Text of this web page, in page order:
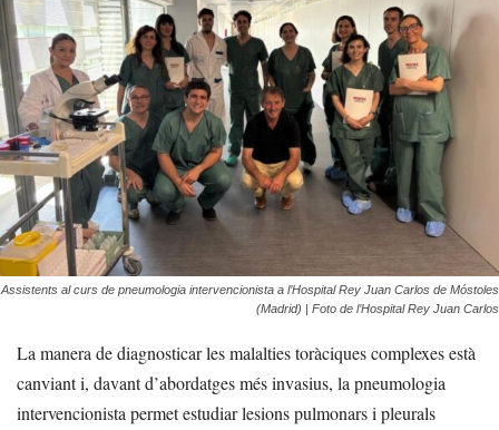
Assistents al curs de pneumologia intervencionista a l’Hospital Rey Juan Carlos de Móstoles
(Madrid) | Foto de l’Hospital Rey Juan Carlos
La manera de diagnosticar les malalties toràciques complexes està
canviant i, davant d’abordatges més invasius, la pneumologia
intervencionista permet estudiar lesions pulmonars i pleurals